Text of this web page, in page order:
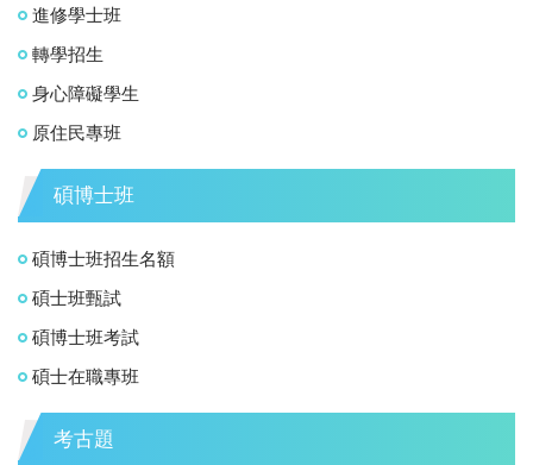
進修學士班
轉學招生
身心障礙學生
原住民專班
碩博士班
碩博士班招生名額
碩士班甄試
碩博士班考試
碩士在職專班
考古題